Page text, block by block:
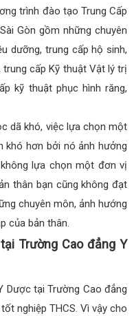
trình đào tạo Trung Cấp
Gòn gồm những chuyên
dưỡng, trung cấp hộ sinh,
cấp Kỹ thuật Vật lý trị
kỹ thuật phục hình răng,
dã khó, việc lựa chọn một
hơn bởi nó ảnh hưởng
lựa chọn một đơn vị
thân bạn cũng không đạt
chuyên môn, ảnh hướng
của bản thân.
Trường Cao đẳng Y
Dược tại Trường Cao đẳng
nghiệp THCS. Vì vậy cho